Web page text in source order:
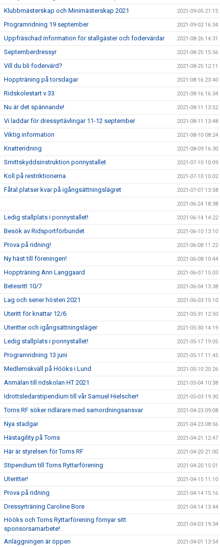
Klubbmästerskap och Minimästerskap 2021 2021-09-05 21:15
Programridning 19 september 2021-09-02 16:34
Uppfräschad information för stallgäster och fodervärdar 2021-08-26 14:31
Septemberdressyr 2021-08-25 15:56
Vill du bli fodervärd? 2021-08-25 12:11
Hoppträning på torsdagar 2021-08-16 23:40
Ridskolestart v 33 2021-08-16 16:34
Nu är det spännande! 2021-08-11 13:52
Vi laddar för dressyrtävlingar 11-12 september 2021-08-11 13:48
Viktig information 2021-08-10 08:24
Knatteridning 2021-08-09 16:30
Smittskyddsinstruktion ponnystallet 2021-07-10 10:09
Koll på restriktionerna 2021-07-10 10:02
Fåtal platser kvar på igångsättningslägret 2021-07-07 13:58
2021-06-24 18:38
Ledig stallplats i ponnystallet! 2021-06-14 14:22
Besök av Ridsportförbundet 2021-06-10 13:10
Prova på ridning! 2021-06-08 11:22
Ny häst till föreningen! 2021-06-08 10:44
Hoppträning Ann Langgaard 2021-06-07 15:03
Betesritt 10/7 2021-06-04 13:38
Lag och serier hösten 2021 2021-06-03 15:10
Uteritt för knattar 12/6 2021-05-31 12:50
Uteritter och igångsättningsläger 2021-05-30 14:19
Ledig stallplats i ponnystallet! 2021-05-17 19:05
Programridning 13 juni 2021-05-17 11:45
Medlemskväll på Hööks i Lund 2021-05-10 20:26
Anmälan till ridskolan HT 2021 2021-05-04 10:38
Idrottsledarstipendium till vår Samuel Hielscher! 2021-05-03 19:30
Torns RF söker ridlärare med samordningsansvar 2021-04-23 09:08
Nya stadgar 2021-04-23 08:56
Hästagility på Torns 2021-04-21 12:47
Här är styrelsen för Torns RF 2021-04-20 21:00
Stipendium till Torns Ryttarförening 2021-04-20 15:01
Uteritter! 2021-04-15 11:10
Prova på ridning 2021-04-14 15:16
Dressyrträning Caroline Bore 2021-04-14 13:44
Hööks och Torns Ryttarförening förnyar sitt
sponsorsamarbete!
2021-04-03 19:34
Anläggningen är öppen 2021-04-01 13:54